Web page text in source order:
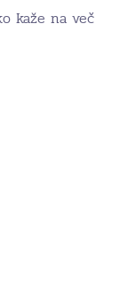
kaže na več